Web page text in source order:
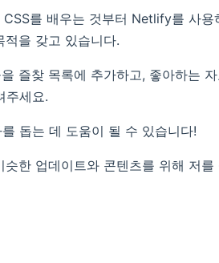
를 배우는 것부터 Netlify를 사용
을 갖고 있습니다.
즐찾 목록에 추가하고, 좋아하는
주세요.
돕는 데 도움이 될 수 있습니다!
한 업데이트와 콘텐츠를 위해 저